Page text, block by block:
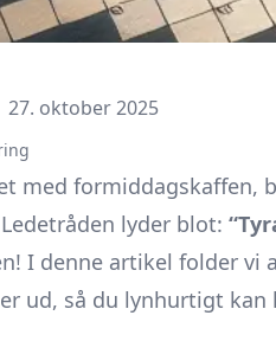
27. oktober 2025
med
lyder blot:
I denne artikel folder vi
ud, så du lynhurtigt